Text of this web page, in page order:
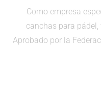
Como empresa
canchas para
Aprobado por la